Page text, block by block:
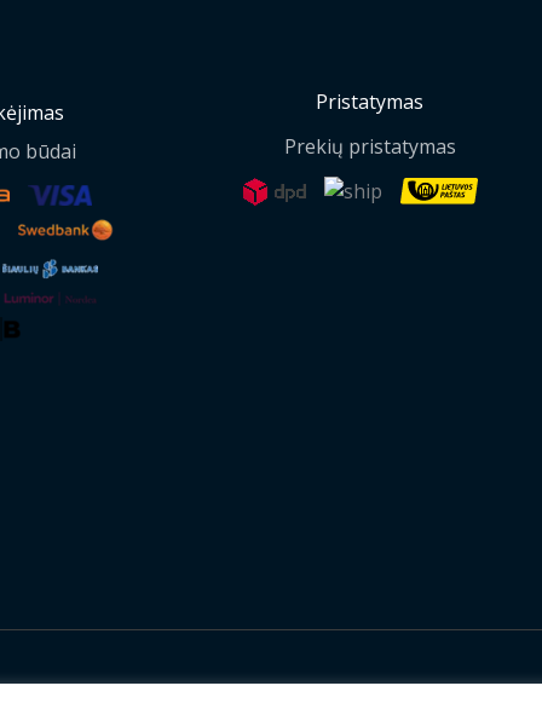
būdai
Pristatymas
Prekių pristatymas